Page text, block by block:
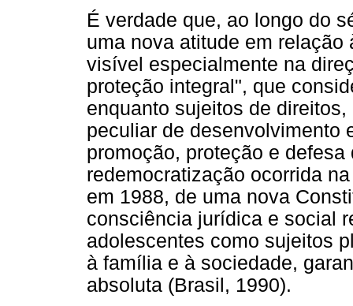
É verdade que, ao longo do
uma nova atitude em
visível especialmente na
proteção integral", que
enquanto sujeitos de
peculiar de desenvolvimento
promoção, proteção e
redemocratização ocorrida
em 1988, de uma nova
consciência jurídica e social
adolescentes como sujeitos
à família e à sociedade,
absoluta (Brasil, 1990).